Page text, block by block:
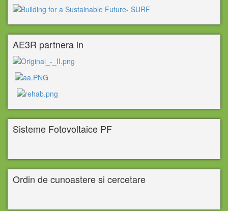
AE3R partnera in
Sisteme Fotovoltaice PF
Ordin de cunoastere si cercetare